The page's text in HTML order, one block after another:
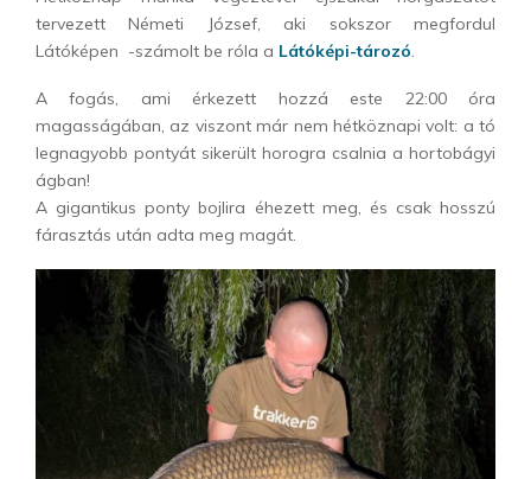
tervezett Németi József, aki sokszor megfordul
Látóképen -számolt be róla a Látóképi-tározó.
A fogás, ami érkezett hozzá este 22:00 óra
magasságában, az viszont már nem hétköznapi volt: a tó
legnagyobb pontyát sikerült horogra csalnia a hortobágyi
ágban!
A gigantikus ponty bojlira éhezett meg, és csak hosszú
fárasztás után adta meg magát.